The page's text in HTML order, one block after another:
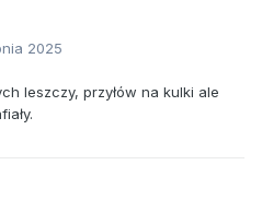
2025
leszczy, przyłów na kulki ale